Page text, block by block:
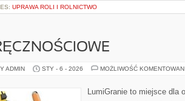
UPRAWA ROLI I ROLNICTWO
ADMIN STY - 6 - 2026 MOŻLIWOŚĆ
LumiGranie to miejsce dla